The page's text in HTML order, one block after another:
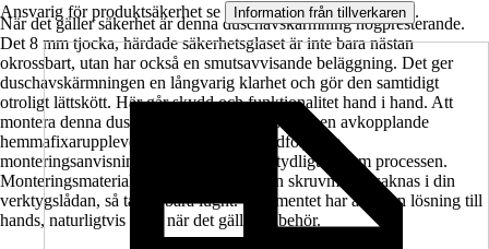
När det gäller säkerhet är denna duschavskärmning högpresterande.
Det 8 mm tjocka, härdade säkerhetsglaset är inte bara nästan
okrossbart, utan har också en smutsavvisande beläggning. Det ger
duschavskärmningen en långvarig klarhet och gör den samtidigt
otroligt lättskött. Här går skydd och funktionalitet hand i hand. Att
montera denna duschavskärmning artar sig till en avkopplande
hemmafixarupplevelse tack vare den medföljande
monteringsanvisningen. Den guidar dig tydligt genom processen.
Monteringsmaterialet ingår också. Om en skruvmejsel saknas i din
verktygslådan, så ta det bara lugnt. Sortimentet har alltid en lösning till
hands, naturligtvis även när det gäller tillbehör.
Ansvarig för produktsäkerhet se Information från tillverkaren .